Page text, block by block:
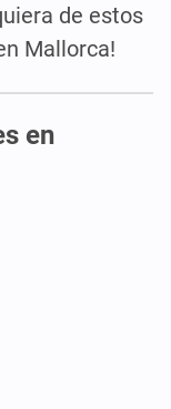
de estos
Mallorca!
en